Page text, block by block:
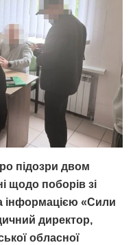
підозри двом
щодо поборів зі
інформацією «Сили
директор,
обласної